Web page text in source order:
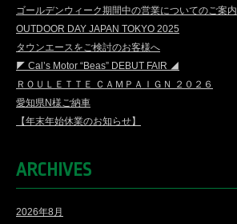
ゴールデンウィーク期間中の営業についてのご案内
OUTDOOR DAY JAPAN TOKYO 2025
タウンエースをご検討のお客様へ
◤ Cal’s Motor “Beas” DEBUT FAIR ◢
ＲＯＵＬＥＴＴＥ ＣＡＭＰＡＩＧＮ ２０２６
愛知県N様ご納車
【年末年始休業のお知らせ】
ARCHIVES
2026年8月